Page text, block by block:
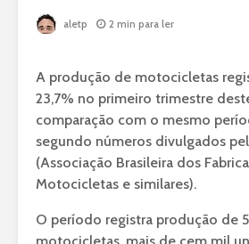
aletp 2 min para ler
A produção de motocicletas
23,7% no primeiro trimestre
comparação com o mesmo
segundo números divulgados
(Associação Brasileira dos
Motocicletas e similares).
O período registra produção de